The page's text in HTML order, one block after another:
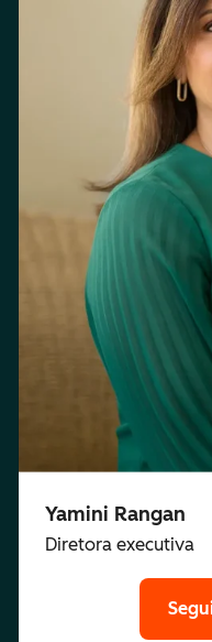
Yamini Rangan
Diretora executiva